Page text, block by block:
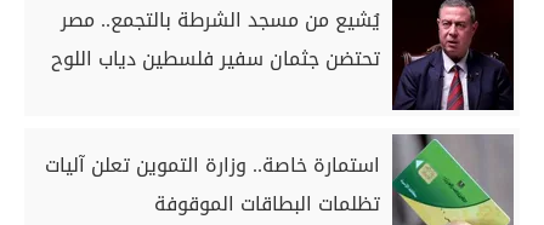
يُشيع من مسجد الشرطة بالتجمع.. مصر
تحتضن جثمان سفير فلسطين دياب اللوح
استمارة خاصة.. وزارة التموين تعلن آليات
تظلمات البطاقات الموقوفة